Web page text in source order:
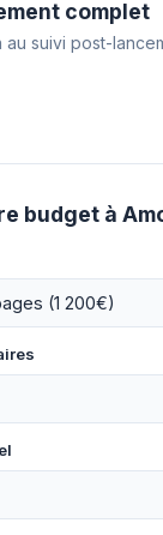
complet
suivi post-
budget à